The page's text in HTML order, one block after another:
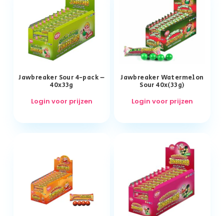
Jawbreaker Sour 4-pack –
40x33g
Login voor prijzen
Jawbreaker Watermelon
Sour 40x(33g)
Login voor prijzen